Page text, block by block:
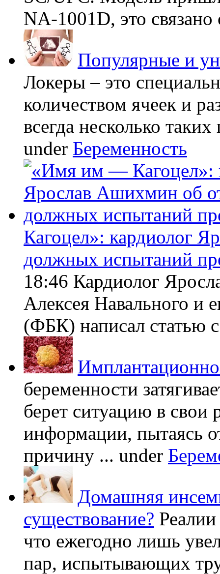
NA-1001D, это связано
Популярные и
Локеры – это
количеством ячеек и
всегда несколько
under Беременность
Кагоцел»: кардиолог
должных испытаний
18:46 Кардиолог
Алексея Навального и
(ФБК) написал статью
беременности
берет ситуацию в свои
информации, пытаясь
причину ... under
Домашняя
существование?
что ежегодно лишь
пар, испытывающих